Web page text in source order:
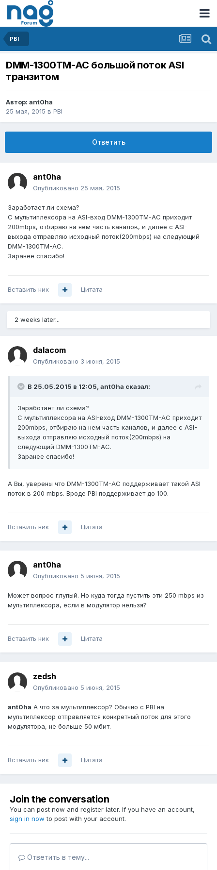
PBI
DMM-1300TM-AC большой поток ASI
транзитом
Автор: ant0ha
25 мая, 2015 в PBI
Ответить
ant0ha
Опубликовано 25 мая, 2015
Заработает ли схема?
С мультиплексора на ASI-вход DMM-1300TM-AC приходит
200mbps, отбираю на нем часть каналов, и далее с ASI-
выхода отправляю исходный поток(200mbps) на следующий
DMM-1300TM-AC.
Заранее спасибо!
Вставить ник Цитата
2 weeks later...
dalacom
Опубликовано 3 июня, 2015
В 25.05.2015 в 12:05, ant0ha сказал:
Заработает ли схема?
С мультиплексора на ASI-вход DMM-1300TM-AC приходит
200mbps, отбираю на нем часть каналов, и далее с ASI-
выхода отправляю исходный поток(200mbps) на
следующий DMM-1300TM-AC.
Заранее спасибо!
А Вы, уверены что DMM-1300TM-AC поддерживает тaкой ASI
поток в 200 mbps. Вроде PBI поддерживает до 100.
Вставить ник Цитата
ant0ha
Опубликовано 5 июня, 2015
Может вопрос глупый. Но куда тогда пустить эти 250 mbps из
мультиплексора, если в модулятор нельзя?
Вставить ник Цитата
zedsh
Опубликовано 5 июня, 2015
ant0ha А что за мультиплексор? Обычно с PBI на
мультиплексор отправляется конкретный поток для этого
модулятора, не больше 50 мбит.
Вставить ник Цитата
Join the conversation
You can post now and register later. If you have an account,
sign in now to post with your account.
Ответить в тему...